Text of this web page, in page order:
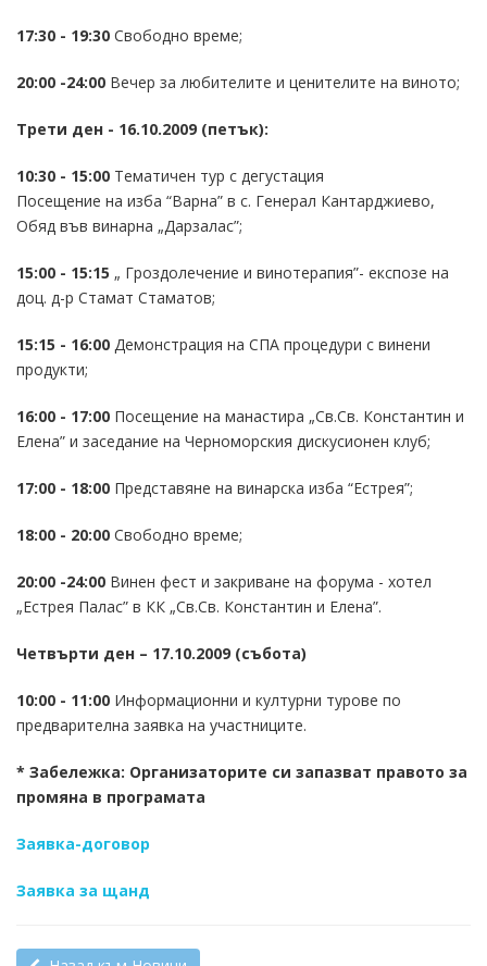
17:30 - 19:30 Свободно време;
20:00 -24:00 Вечер за любителите и ценителите на виното;
Трети ден - 16.10.2009 (петък):
10:30 - 15:00 Тематичен тур с дегустация
Посещение на изба “Варна” в с. Генерал Кантарджиево,
Обяд във винарна „Дарзалас”;
15:00 - 15:15 „ Гроздолечение и винотерапия”- експозе на
доц. д-р Стамат Стаматов;
15:15 - 16:00 Демонстрация на СПА процедури с винени
продукти;
16:00 - 17:00 Посещение на манастира „Св.Св. Константин и
Елена” и заседание на Черноморския дискусионен клуб;
17:00 - 18:00 Представяне на винарска изба “Естрея”;
18:00 - 20:00 Свободно време;
20:00 -24:00 Винен фест и закриване на форума - хотел
„Естрея Палас” в КК „Св.Св. Константин и Елена”.
Четвърти ден – 17.10.2009 (събота)
10:00 - 11:00 Информационни и културни турове по
предварителна заявка на участниците.
* Забележка: Организаторите си запазват правото за
промяна в програмата
Заявка-договор
Заявка за щанд